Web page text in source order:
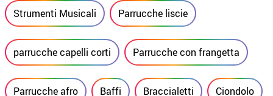
Strumenti Musicali Parrucche liscie
parrucche capelli corti Parrucche con frangetta
Parrucche afro Baffi Braccialetti Ciondolo